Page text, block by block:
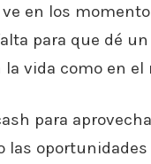
en los
para que dé
la vida como en
para
las